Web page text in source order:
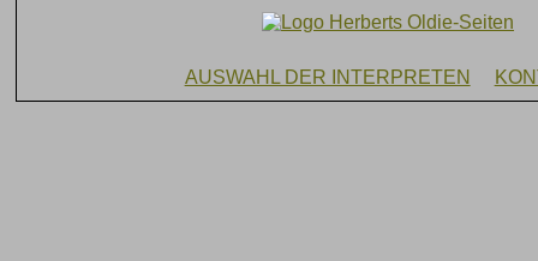
AUSWAHL DER INTERPRETEN